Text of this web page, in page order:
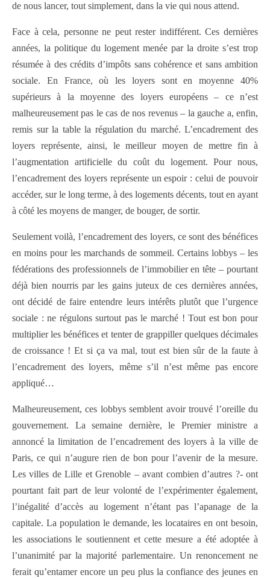
de nous lancer, tout simplement, dans la vie qui nous attend.
Face à cela, personne ne peut rester indifférent. Ces dernières
années, la politique du logement menée par la droite s’est trop
résumée à des crédits d’impôts sans cohérence et sans ambition
sociale. En France, où les loyers sont en moyenne 40%
supérieurs à la moyenne des loyers européens – ce n’est
malheureusement pas le cas de nos revenus – la gauche a, enfin,
remis sur la table la régulation du marché. L’encadrement des
loyers représente, ainsi, le meilleur moyen de mettre fin à
l’augmentation artificielle du coût du logement. Pour nous,
l’encadrement des loyers représente un espoir : celui de pouvoir
accéder, sur le long terme, à des logements décents, tout en ayant
à côté les moyens de manger, de bouger, de sortir.
Seulement voilà, l’encadrement des loyers, ce sont des bénéfices
en moins pour les marchands de sommeil. Certains lobbys – les
fédérations des professionnels de l’immobilier en tête – pourtant
déjà bien nourris par les gains juteux de ces dernières années,
ont décidé de faire entendre leurs intérêts plutôt que l’urgence
sociale : ne régulons surtout pas le marché ! Tout est bon pour
multiplier les bénéfices et tenter de grappiller quelques décimales
de croissance ! Et si ça va mal, tout est bien sûr de la faute à
l’encadrement des loyers, même s’il n’est même pas encore
appliqué…
Malheureusement, ces lobbys semblent avoir trouvé l’oreille du
gouvernement. La semaine dernière, le Premier ministre a
annoncé la limitation de l’encadrement des loyers à la ville de
Paris, ce qui n’augure rien de bon pour l’avenir de la mesure.
Les villes de Lille et Grenoble – avant combien d’autres ?- ont
pourtant fait part de leur volonté de l’expérimenter également,
l’inégalité d’accès au logement n’étant pas l’apanage de la
capitale. La population le demande, les locataires en ont besoin,
les associations le soutiennent et cette mesure a été adoptée à
l’unanimité par la majorité parlementaire. Un renoncement ne
ferait qu’entamer encore un peu plus la confiance des jeunes en